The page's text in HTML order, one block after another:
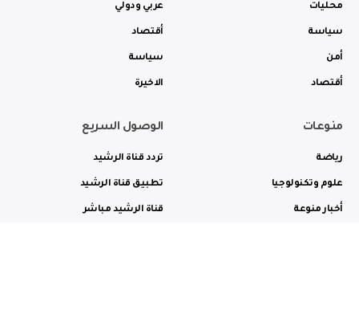
محليات
سياسة
أمن
أقتصاد
عربي ودولي
أقتصاد
سياسة
الاخيرة
منوعات
رياضة
علوم وتكنولوجيا
أخبار منوعة
الوصول السريع
تردد قناة الرشيد
تطبيق قناة الرشيد
قناة الرشيد مباشر